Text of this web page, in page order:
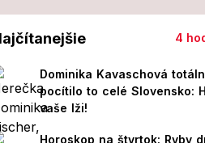
4
Dominika Kavaschová
pocítilo to celé Slovensko:
vaše lži!
Horoskop na štvrtok: Ryby